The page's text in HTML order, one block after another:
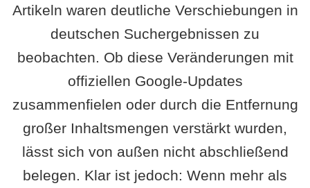
Artikeln waren deutliche Verschiebungen in
deutschen Suchergebnissen zu
beobachten. Ob diese Veränderungen mit
offiziellen Google-Updates
zusammenfielen oder durch die Entfernung
großer Inhaltsmengen verstärkt wurden,
lässt sich von außen nicht abschließend
belegen. Klar ist jedoch: Wenn mehr als